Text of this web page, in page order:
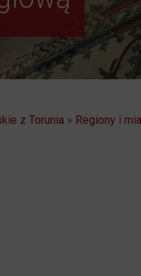
z Torunia » Regiony i